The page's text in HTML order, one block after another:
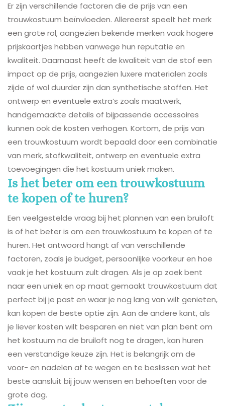
Er zijn verschillende factoren die de prijs van een
trouwkostuum beïnvloeden. Allereerst speelt het merk
een grote rol, aangezien bekende merken vaak hogere
prijskaartjes hebben vanwege hun reputatie en
kwaliteit. Daarnaast heeft de kwaliteit van de stof een
impact op de prijs, aangezien luxere materialen zoals
zijde of wol duurder zijn dan synthetische stoffen. Het
ontwerp en eventuele extra’s zoals maatwerk,
handgemaakte details of bijpassende accessoires
kunnen ook de kosten verhogen. Kortom, de prijs van
een trouwkostuum wordt bepaald door een combinatie
van merk, stofkwaliteit, ontwerp en eventuele extra
toevoegingen die het kostuum uniek maken.
Is het beter om een trouwkostuum
te kopen of te huren?
Een veelgestelde vraag bij het plannen van een bruiloft
is of het beter is om een trouwkostuum te kopen of te
huren. Het antwoord hangt af van verschillende
factoren, zoals je budget, persoonlijke voorkeur en hoe
vaak je het kostuum zult dragen. Als je op zoek bent
naar een uniek en op maat gemaakt trouwkostuum dat
perfect bij je past en waar je nog lang van wilt genieten,
kan kopen de beste optie zijn. Aan de andere kant, als
je liever kosten wilt besparen en niet van plan bent om
het kostuum na de bruiloft nog te dragen, kan huren
een verstandige keuze zijn. Het is belangrijk om de
voor- en nadelen af te wegen en te beslissen wat het
beste aansluit bij jouw wensen en behoeften voor de
grote dag.